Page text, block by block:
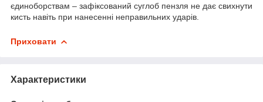
єдиноборствам – зафіксований суглоб пензля не дає свихнути
кисть навіть при нанесенні неправильних ударів.
Приховати
Характеристики